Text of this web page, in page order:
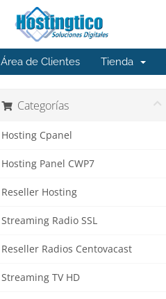
Área de Clientes Tienda
Categorías
Hosting Cpanel
Hosting Panel CWP7
Reseller Hosting
Streaming Radio SSL
Reseller Radios Centovacast
Streaming TV HD